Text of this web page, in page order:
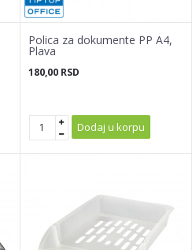
Polica za dokumente PP A4,
Plava
180,00 RSD
Dodaj u korpu